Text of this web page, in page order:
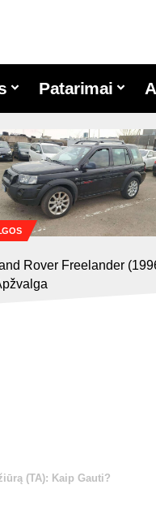
Patarimai
Rover Freelander
(TA): Kaip Gauti?